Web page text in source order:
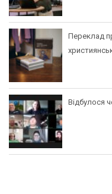
Переклад
Відбулося